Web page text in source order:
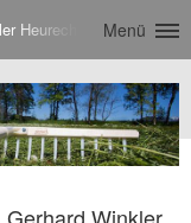
Heurechenerzeugung
Menü